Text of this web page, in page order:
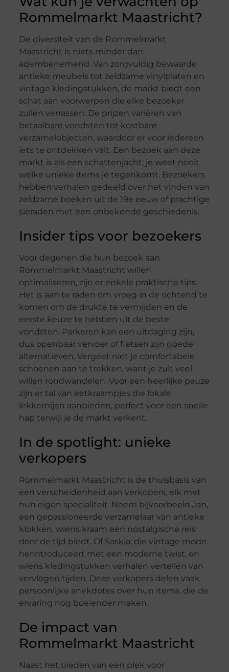
Rommelmarkt Maastricht?
De diversiteit van de Rommelmarkt
Maastricht is niets minder dan
adembenemend. Van zorgvuldig bewaarde
antieke meubels tot zeldzame vinylplaten en
vintage kledingstukken, de markt biedt een
schat aan voorwerpen die elke bezoeker
zullen verrassen. De prijzen variëren van
betaalbare vondsten tot kostbare
verzamelobjecten, waardoor er voor iedereen
iets te ontdekken valt. Een bezoek aan deze
markt is als een schattenjacht; je weet nooit
welke unieke items je tegenkomt. Bezoekers
hebben verhalen gedeeld over het vinden van
zeldzame boeken uit de 19e eeuw of prachtige
sieraden met een onbekende geschiedenis.
Insider tips voor bezoekers
Voor degenen die hun bezoek aan
Rommelmarkt Maastricht willen
optimaliseren, zijn er enkele praktische tips.
Het is aan te raden om vroeg in de ochtend te
komen om de drukte te vermijden en de
eerste keuze te hebben uit de beste
vondsten. Parkeren kan een uitdaging zijn,
dus openbaar vervoer of fietsen zijn goede
alternatieven. Vergeet niet je comfortabele
schoenen aan te trekken, want je zult veel
willen rondwandelen. Voor een heerlijke pauze
zijn er tal van eetkraampjes die lokale
lekkernijen aanbieden, perfect voor een snelle
hap terwijl je de markt verkent.
In de spotlight: unieke
verkopers
Rommelmarkt Maastricht is de thuisbasis van
een verscheidenheid aan verkopers, elk met
hun eigen specialiteit. Neem bijvoorbeeld Jan,
een gepassioneerde verzamelaar van antieke
klokken, wiens kraam een nostalgische reis
door de tijd biedt. Of Saskia, die vintage mode
herintroduceert met een moderne twist, en
wiens kledingstukken verhalen vertellen van
vervlogen tijden. Deze verkopers delen vaak
persoonlijke anekdotes over hun items, die de
ervaring nog boeiender maken.
De impact van
Rommelmarkt Maastricht
Naast het bieden van een plek voor